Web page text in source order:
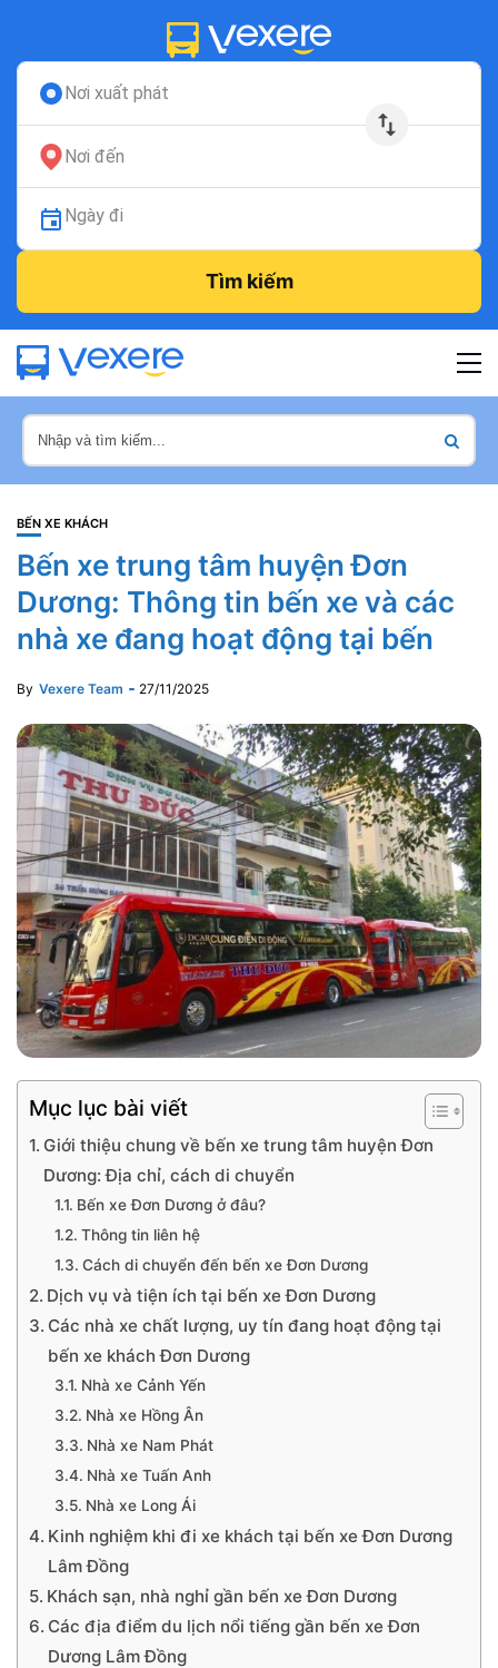
Nơi xuất phát
Nơi đến
Ngày đi
Tìm kiếm
BẾN XE KHÁCH
Bến xe trung tâm huyện Đơn
Dương: Thông tin bến xe và các
nhà xe đang hoạt động tại bến
By Vexere Team 27/11/2025
Mục lục bài viết
Giới thiệu chung về bến xe trung tâm huyện Đơn
Dương: Địa chỉ, cách di chuyển
Bến xe Đơn Dương ở đâu?
Thông tin liên hệ
Cách di chuyển đến bến xe Đơn Dương
Dịch vụ và tiện ích tại bến xe Đơn Dương
Các nhà xe chất lượng, uy tín đang hoạt động tại
bến xe khách Đơn Dương
Nhà xe Cảnh Yến
Nhà xe Hồng Ân
Nhà xe Nam Phát
Nhà xe Tuấn Anh
Nhà xe Long Ái
Kinh nghiệm khi đi xe khách tại bến xe Đơn Dương
Lâm Đồng
Khách sạn, nhà nghỉ gần bến xe Đơn Dương
Các địa điểm du lịch nổi tiếng gần bến xe Đơn
Dương Lâm Đồng